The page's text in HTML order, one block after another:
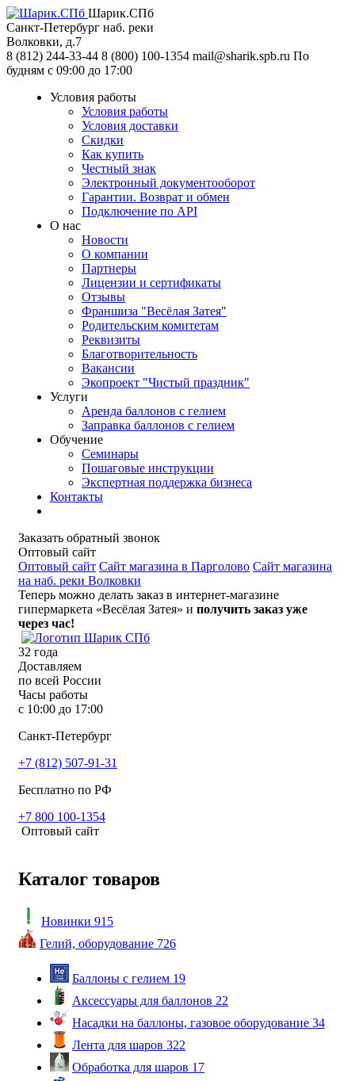
Шарик.СПб
Санкт-Петербург наб. реки
Волковки, д.7
8 (812) 244-33-44 8 (800) 100-1354 mail@sharik.spb.ru По
будням с 09:00 до 17:00
Условия работы
Условия работы
Условия доставки
Скидки
Как купить
Честный знак
Электронный документооборот
Гарантии. Возврат и обмен
Подключение по API
О нас
Новости
О компании
Партнеры
Лицензии и сертификаты
Отзывы
Франшиза "Весёлая Затея"
Родительским комитетам
Реквизиты
Благотворительность
Вакансии
Экопроект "Чистый праздник"
Услуги
Аренда баллонов с гелием
Заправка баллонов с гелием
Обучение
Семинары
Пошаговые инструкции
Экспертная поддержка бизнеса
Контакты
Заказать обратный звонок
Оптовый сайт
Оптовый сайт Сайт магазина в Парголово Сайт магазина
на наб. реки Волковки
Теперь можно делать заказ в интернет-магазине
гипермаркета «Весёлая Затея» и получить заказ уже
через час!
32 года
Доставляем
по всей России
Часы работы
с 10:00 до 17:00
Санкт-Петербург
+7 (812) 507-91-31
Бесплатно по РФ
+7 800 100-1354
Оптовый сайт
Каталог товаров
Новинки 915
Гелий, оборудование 726
Баллоны с гелием 19
Аксессуары для баллонов 22
Насадки на баллоны, газовое оборудование 34
Лента для шаров 322
Обработка для шаров 17